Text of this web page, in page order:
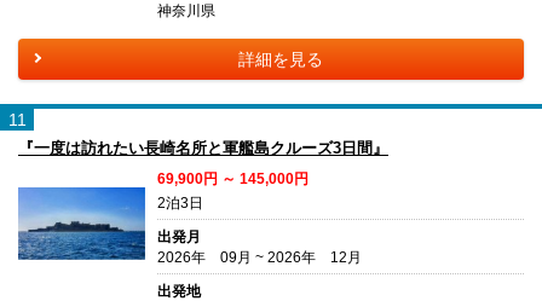
神奈川県
詳細を見る
11
『一度は訪れたい長崎名所と軍艦島クルーズ3日間』
69,900円 ～ 145,000円
2泊3日
出発月
2026年 09月 ~ 2026年 12月
出発地